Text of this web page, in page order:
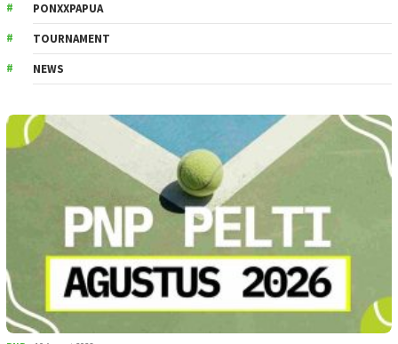
PONXXPAPUA
TOURNAMENT
NEWS